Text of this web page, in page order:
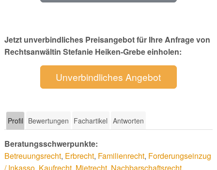
Jetzt unverbindliches Preisangebot für Ihre Anfrage von
Rechtsanwältin Stefanie Heiken-Grebe einholen:
Unverbindliches Angebot
Profil Bewertungen Fachartikel Antworten
Beratungsschwerpunkte:
Betreuungsrecht, Erbrecht, Familienrecht, Forderungseinzug
/ Inkasso, Kaufrecht, Mietrecht, Nachbarschaftsrecht,